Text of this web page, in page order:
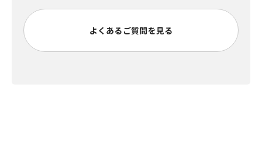
よくあるご質問を見る